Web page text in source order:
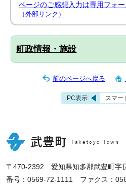
ページのご感想入力は専用フォー
（外部リンク）
町政情報・施設
前のページへ戻る
PC表示 スマー
〒470-2392 愛知県知多郡武豊町字
番号：0569-72-1111 ファクス：